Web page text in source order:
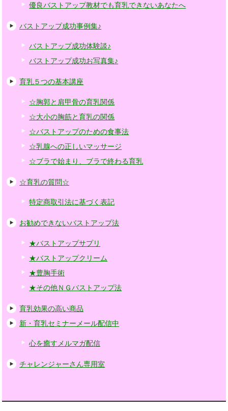
優良バストアップ教材でも育乳できないあなたへ
バストアップ成功事例集♪
バストアップ成功体験談♪
バストアップ成功お写真集♪
育乳５つの基本講座
☆胸郭と肩甲骨の育乳関係
☆大小の胸筋と育乳の関係
☆バストアップのための食事法
☆乳腺への正しいマッサージ
☆ブラで始まり、ブラで終わる育乳
☆育乳の質問☆
特定商取引法に基づく表記
お勧めできないバストアップ法
★バストアップサプリ
★バストアップクリーム
★豊胸手術
★その他ＮＧバストアップ法
育乳効果の高い商品
新・育乳セミナーメール配信中
心を癒すメルマガ配信
チャレンジャーさん専用室